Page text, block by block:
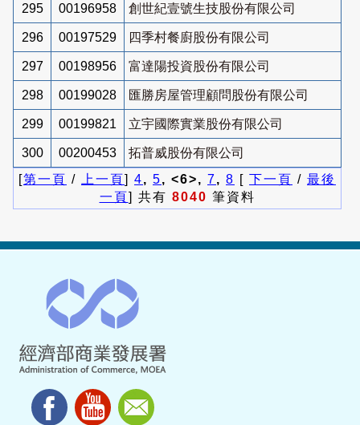
295 00196958 創世紀壹號生技股份有限公司
296 00197529 四季村餐廚股份有限公司
297 00198956 富達陽投資股份有限公司
298 00199028 匯勝房屋管理顧問股份有限公司
299 00199821 立宇國際實業股份有限公司
300 00200453
拓普威股份有限公司
[第一頁 / 上一頁] 4, 5, <6>, 7, 8 [ 下一頁 / 最後
一頁] 共有 8040 筆資料